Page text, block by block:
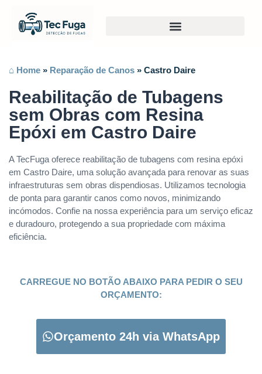
⌂ Home » Reparação de Canos » Castro Daire
Reabilitação de Tubagens
sem Obras com Resina
Epóxi em Castro Daire
A TecFuga oferece reabilitação de tubagens com resina epóxi
em Castro Daire, uma solução avançada para renovar as suas
infraestruturas sem obras dispendiosas. Utilizamos tecnologia
de ponta para garantir canos como novos, minimizando
incómodos. Confie na nossa experiência para um serviço eficaz
e duradouro, protegendo a sua propriedade com máxima
eficiência.
CARREGUE NO BOTÃO ABAIXO PARA PEDIR O SEU
ORÇAMENTO:
Orçamento 24h via WhatsApp